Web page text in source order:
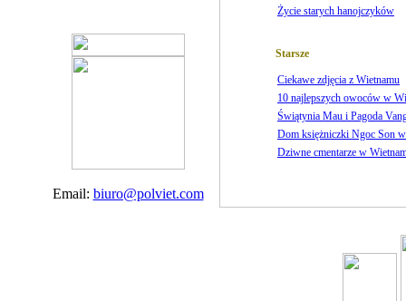
Email: biuro@polviet.com
Życie starych hanojczyków
Starsze
Ciekawe zdjęcia z Wietnamu
10 najlepszych owoców w
Świątynia Mau i Pagoda
Dom księżniczki Ngoc Son
Dziwne cmentarze w